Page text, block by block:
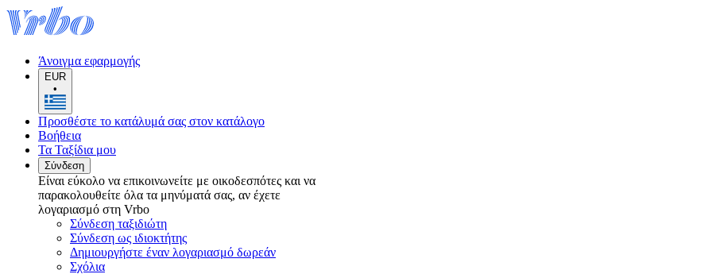
Άνοιγμα εφαρμογής
EUR
•
Προσθέστε το κατάλυμά σας στον κατάλογο
Βοήθεια
Τα Ταξίδια μου
Σύνδεση
Είναι εύκολο να επικοινωνείτε με οικοδεσπότες και να
παρακολουθείτε όλα τα μηνύματά σας, αν έχετε
λογαριασμό στη Vrbo
Σύνδεση ταξιδιώτη
Σύνδεση ως ιδιοκτήτης
Δημιουργήστε έναν λογαριασμό δωρεάν
Σχόλια